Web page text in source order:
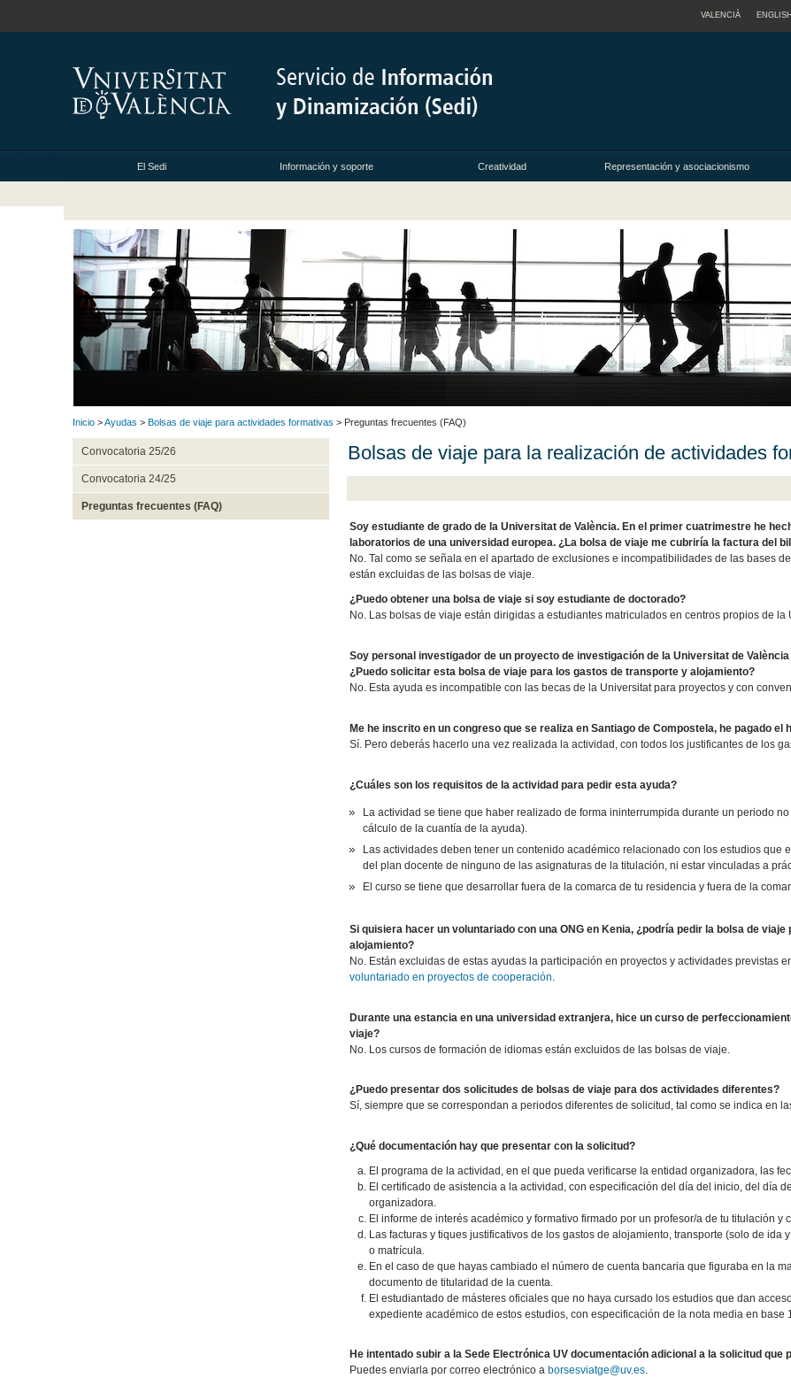
VALENCIÀ ENGLISH
El Sedi Información y soporte Creatividad Representación y asociacionismo
Inicio >Ayudas > Bolsas de viaje para actividades formativas > Preguntas frecuentes (FAQ)
Convocatoria 25/26
Convocatoria 24/25
Preguntas frecuentes (FAQ)
Bolsas de viaje para la realización de actividades
Soy estudiante de grado de la Universitat de València. En el primer cuatrimestre he
laboratorios de una universidad europea. ¿La bolsa de viaje me cubriría la factura del
No. Tal como se señala en el apartado de exclusiones e incompatibilidades de las bases
están excluidas de las bolsas de viaje.
¿Puedo obtener una bolsa de viaje si soy estudiante de doctorado?
No. Las bolsas de viaje están dirigidas a estudiantes matriculados en centros propios de
Soy personal investigador de un proyecto de investigación de la Universitat de
¿Puedo solicitar esta bolsa de viaje para los gastos de transporte y alojamiento?
No. Esta ayuda es incompatible con las becas de la Universitat para proyectos y con
Me he inscrito en un congreso que se realiza en Santiago de Compostela, he pagado
Sí. Pero deberás hacerlo una vez realizada la actividad, con todos los justificantes de los
¿Cuáles son los requisitos de la actividad para pedir esta ayuda?
La actividad se tiene que haber realizado de forma ininterrumpida durante un periodo
cálculo de la cuantía de la ayuda).
Las actividades deben tener un contenido académico relacionado con los estudios que
del plan docente de ninguno de las asignaturas de la titulación, ni estar vinculadas a
El curso se tiene que desarrollar fuera de la comarca de tu residencia y fuera de la
Si quisiera hacer un voluntariado con una ONG en Kenia, ¿podría pedir la bolsa de
alojamiento?
No. Están excluidas de estas ayudas la participación en proyectos y actividades previstas
voluntariado en proyectos de cooperación
Durante una estancia en una universidad extranjera, hice un curso de
viaje?
No. Los cursos de formación de idiomas están excluidos de las bolsas de viaje.
¿Puedo presentar dos solicitudes de bolsas de viaje para dos actividades diferentes?
Sí, siempre que se correspondan a periodos diferentes de solicitud, tal como se indica en
¿Qué documentación hay que presentar con la solicitud?
El programa de la actividad, en el que pueda verificarse la entidad organizadora, las
El certificado de asistencia a la actividad, con especificación del día del inicio, del día
organizadora.
El informe de interés académico y formativo firmado por un profesor/a de tu titulación
Las facturas y tiques justificativos de los gastos de alojamiento, transporte (solo de
o matrícula.
En el caso de que hayas cambiado el número de cuenta bancaria que figuraba en la
documento de titularidad de la cuenta.
El estudiantado de másteres oficiales que no haya cursado los estudios que dan
expediente académico de estos estudios, con especificación de la nota media en base
He intentado subir a la Sede Electrónica UV documentación adicional a la solicitud
Puedes enviarla por correo electrónico a borsesviatge@uv.es.